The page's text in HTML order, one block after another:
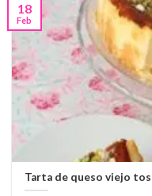
Tarta de queso viejo
18
Feb